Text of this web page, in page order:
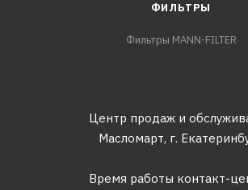
ФИЛЬТРЫ
Фильтры MANN-FILTER
Центр продаж и
Масломарт, г.
Время работы контакт-